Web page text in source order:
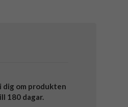
dig om produkten
180 dagar.